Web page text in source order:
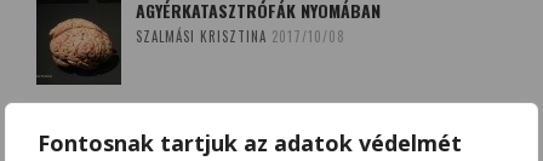
Fontosnak tartjuk az adatok védelmét
AGYÉRKATASZTRÓFÁK NYOMÁBAN
SZALMÁSI KRISZTINA 2017/10/08
A LEKOPOGÁS BABONÁJA